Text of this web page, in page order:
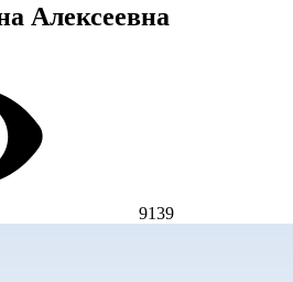
Алексеевна
9139